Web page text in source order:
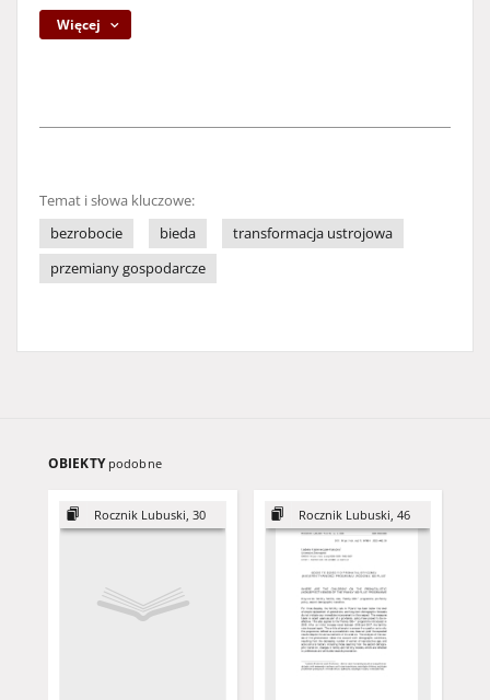
Więcej
Temat i słowa kluczowe:
bezrobocie
bieda
transformacja ustrojowa
przemiany gospodarcze
OBIEKTY podobne
Rocznik Lubuski, 30 Rocznik Lubuski, 46